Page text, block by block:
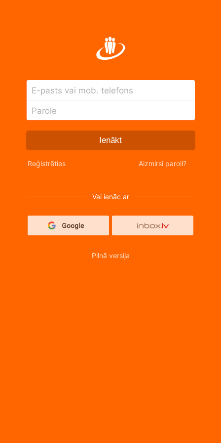
E-pasts vai mob. telefons
Parole
Ienākt
Reģistrēties Aizmirsi paroli?
Vai ienāc ar
Pilnā versija